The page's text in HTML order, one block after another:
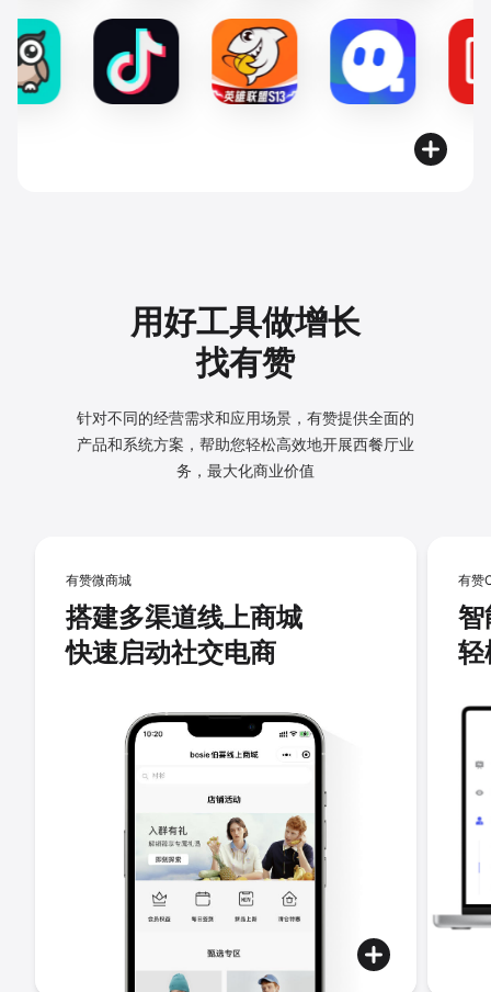
用好工具做增长
找有赞
针对不同的经营需求和应用场景，有赞提供全面的
产品和系统方案， 帮助您轻松高效地开展西餐厅业
务，最大化商业价值
有赞微商城
搭建多渠道线上商城
快速启动社交电商
有赞
智
轻